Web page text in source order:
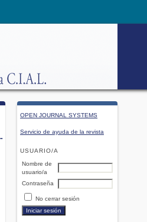
OPEN JOURNAL SYSTEMS
Servicio de ayuda de la revista
USUARIO/A
Nombre de
usuario/a
Contraseña
No cerrar sesión